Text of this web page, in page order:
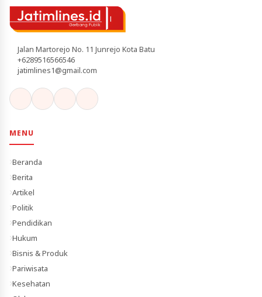
Jalan Martorejo No. 11 Junrejo Kota Batu
+6289516566546
jatimlines1@gmail.com
MENU
Beranda
Berita
Artikel
Politik
Pendidikan
Hukum
Bisnis & Produk
Pariwisata
Kesehatan